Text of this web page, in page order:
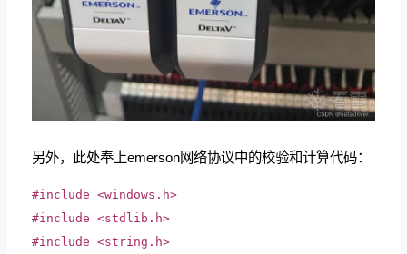
另外，此处奉上emerson网络协议中的校验和计算代码：
#include <windows.h>
#include <stdlib.h>
#include <string.h>